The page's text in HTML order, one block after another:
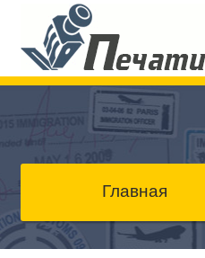
Главная